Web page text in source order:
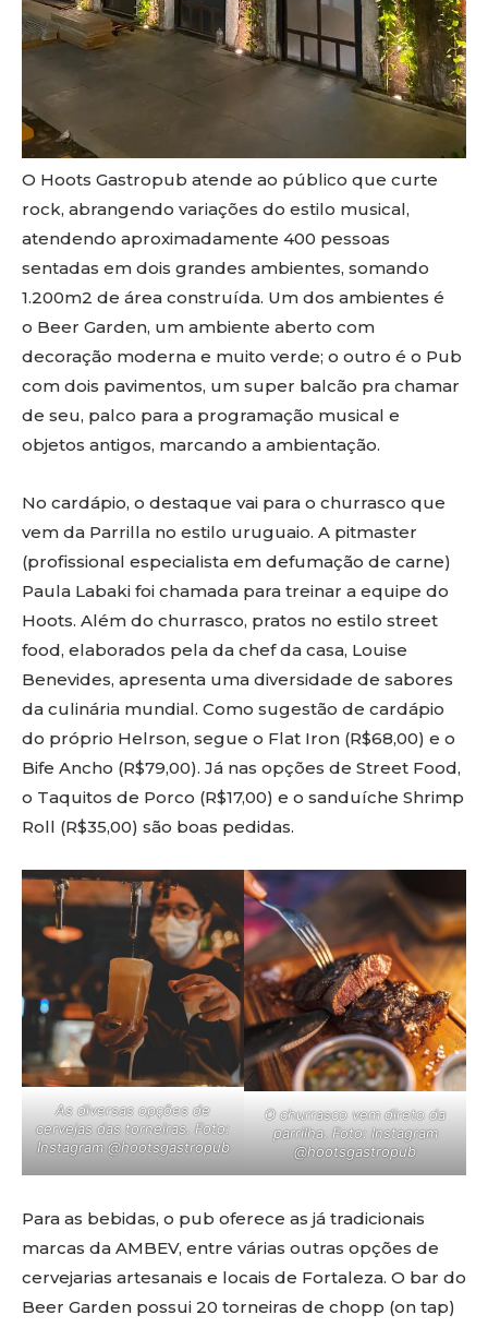
O Hoots Gastropub atende ao público que curte
rock, abrangendo variações do estilo musical,
atendendo aproximadamente 400 pessoas
sentadas em dois grandes ambientes, somando
1.200m2 de área construída. Um dos ambientes é
o Beer Garden, um ambiente aberto com
decoração moderna e muito verde; o outro é o Pub
com dois pavimentos, um super balcão pra chamar
de seu, palco para a programação musical e
objetos antigos, marcando a ambientação.
No cardápio, o destaque vai para o churrasco que
vem da Parrilla no estilo uruguaio. A pitmaster
(profissional especialista em defumação de carne)
Paula Labaki foi chamada para treinar a equipe do
Hoots. Além do churrasco, pratos no estilo street
food, elaborados pela da chef da casa, Louise
Benevides, apresenta uma diversidade de sabores
da culinária mundial. Como sugestão de cardápio
do próprio Helrson, segue o Flat Iron (R$68,00) e o
Bife Ancho (R$79,00). Já nas opções de Street Food,
o Taquitos de Porco (R$17,00) e o sanduíche Shrimp
Roll (R$35,00) são boas pedidas.
As diversas opções de
cervejas das torneiras. Foto:
Instagram @hootsgastropub
O churrasco vem direto da
parrilha. Foto: Instagram
@hootsgastropub
Para as bebidas, o pub oferece as já tradicionais
marcas da AMBEV, entre várias outras opções de
cervejarias artesanais e locais de Fortaleza. O bar do
Beer Garden possui 20 torneiras de chopp (on tap)